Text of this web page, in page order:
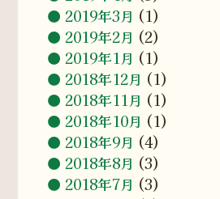
2019年3月 (1)
2019年2月 (2)
2019年1月 (1)
2018年12月 (1)
2018年11月 (1)
2018年10月 (1)
2018年9月 (4)
2018年8月 (3)
2018年7月 (3)